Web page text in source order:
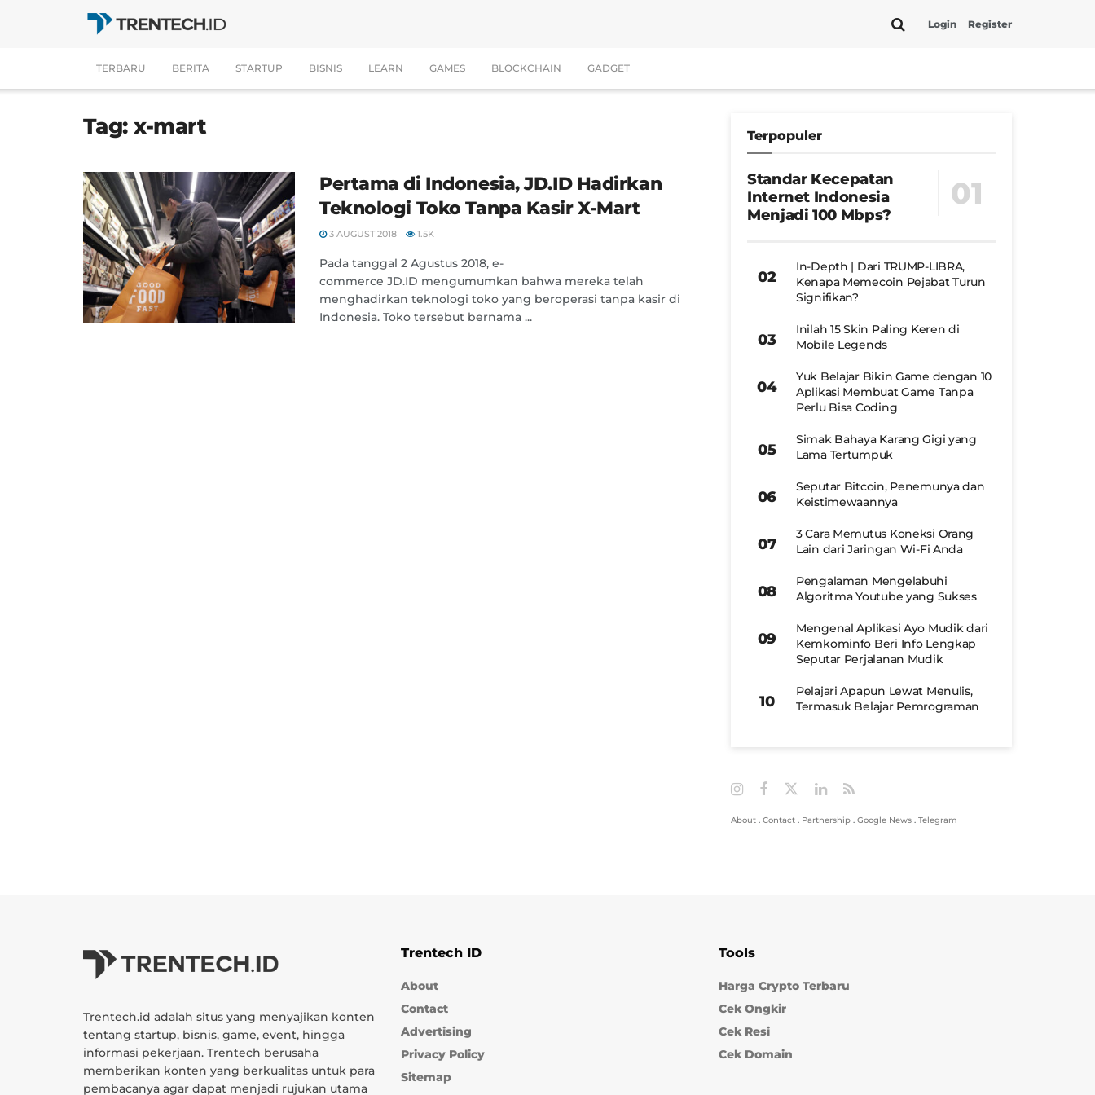
Login Register
TERBARU BERITA STARTUP BISNIS LEARN GAMES BLOCKCHAIN GADGET
Tag:x-mart
Pertama di Indonesia, JD.ID Hadirkan
Teknologi Toko Tanpa Kasir X-Mart
3 AUGUST 2018 1.5K
Pada tanggal 2 Agustus 2018, e-
commerce JD.ID mengumumkan bahwa mereka telah
menghadirkan teknologi toko yang beroperasi tanpa kasir di
Indonesia. Toko tersebut bernama ...
Terpopuler
Standar Kecepatan
Internet Indonesia
Menjadi 100 Mbps?
In-Depth | Dari TRUMP-LIBRA,
Kenapa Memecoin Pejabat Turun
Signifikan?
Inilah 15 Skin Paling Keren di
Mobile Legends
Yuk Belajar Bikin Game dengan 10
Aplikasi Membuat Game Tanpa
Perlu Bisa Coding
Simak Bahaya Karang Gigi yang
Lama Tertumpuk
Seputar Bitcoin, Penemunya dan
Keistimewaannya
3 Cara Memutus Koneksi Orang
Lain dari Jaringan Wi-Fi Anda
Pengalaman Mengelabuhi
Algoritma Youtube yang Sukses
Mengenal Aplikasi Ayo Mudik dari
Kemkominfo Beri Info Lengkap
Seputar Perjalanan Mudik
Pelajari Apapun Lewat Menulis,
Termasuk Belajar Pemrograman
About . Contact . Partnership . Google News . Telegram
Trentech.id adalah situs yang menyajikan konten
tentang startup, bisnis, game, event, hingga
informasi pekerjaan. Trentech berusaha
memberikan konten yang berkualitas untuk para
pembacanya agar dapat menjadi rujukan utama
Trentech ID
About
Contact
Advertising
Privacy Policy
Sitemap
Tools
Harga Crypto Terbaru
Cek Ongkir
Cek Resi
Cek Domain